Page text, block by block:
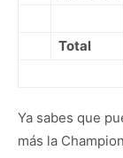
Total
Ya sabes que
más la